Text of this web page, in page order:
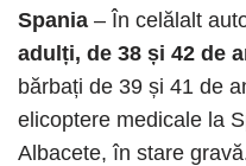
Spania – În celălalt
adulți, de 38 și 42 de
bărbați de 39 și 41 de
elicoptere medicale la
Albacete, în stare